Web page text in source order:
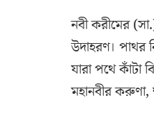
নবী করীমের
উদাহরণ। পাথর
যারা পথে কাঁটা
মহানবীর করুণা,